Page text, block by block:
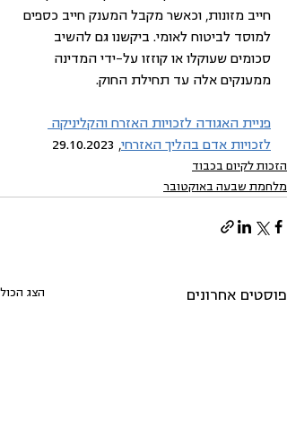
חייב מזונות, וכאשר מקבל המענק חייב כספים
למוסד לביטוח לאומי. ביקשנו גם להשיב
סכומים שעוקלו או קוזזו על-ידי המדינה
ממענקים אלה עד תחילת החוק.
פניית האגודה לזכויות האזרח והקליניקה
לזכויות אדם בהליך האזרחי, 29.10.2023
הזכות לקיום בכבוד
מלחמת שבעה באוקטובר
פוסטים אחרונים הצג הכול